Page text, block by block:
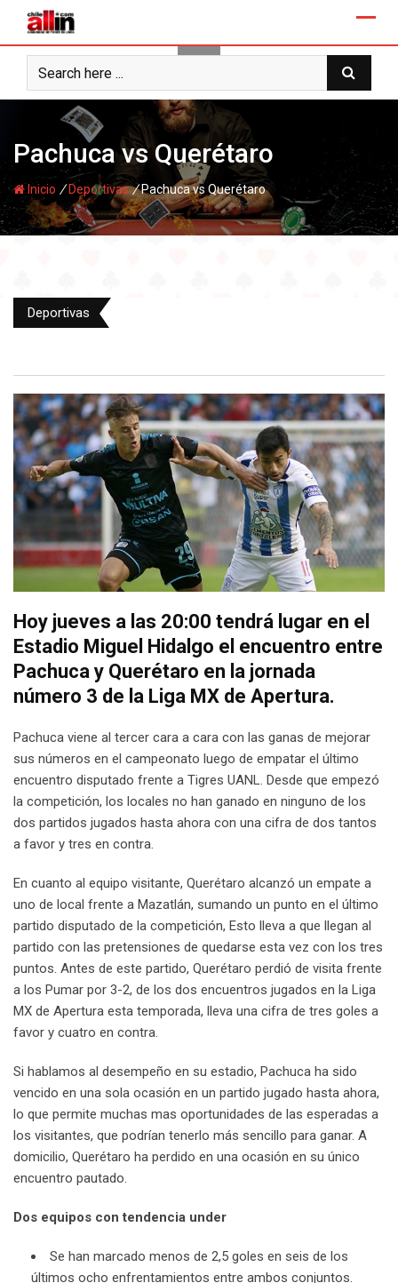
content
Pachuca vs Querétaro
Inicio /Deportivas/Pachuca vs Querétaro
Deportivas
Hoy jueves a las 20:00 tendrá lugar en el
Estadio Miguel Hidalgo el encuentro entre
Pachuca y Querétaro en la jornada
número 3 de la Liga MX de Apertura.
Pachuca viene al tercer cara a cara con las ganas de mejorar
sus números en el campeonato luego de empatar el último
encuentro disputado frente a Tigres UANL. Desde que empezó
la competición, los locales no han ganado en ninguno de los
dos partidos jugados hasta ahora con una cifra de dos tantos
a favor y tres en contra.
En cuanto al equipo visitante, Querétaro alcanzó un empate a
uno de local frente a Mazatlán, sumando un punto en el último
partido disputado de la competición, Esto lleva a que llegan al
partido con las pretensiones de quedarse esta vez con los tres
puntos. Antes de este partido, Querétaro perdió de visita frente
a los Pumar por 3-2, de los dos encuentros jugados en la Liga
MX de Apertura esta temporada, lleva una cifra de tres goles a
favor y cuatro en contra.
Si hablamos al desempeño en su estadio, Pachuca ha sido
vencido en una sola ocasión en un partido jugado hasta ahora,
lo que permite muchas mas oportunidades de las esperadas a
los visitantes, que podrían tenerlo más sencillo para ganar. A
domicilio, Querétaro ha perdido en una ocasión en su único
encuentro pautado.
Dos equipos con tendencia under
Se han marcado menos de 2,5 goles en seis de los
últimos ocho enfrentamientos entre ambos conjuntos.